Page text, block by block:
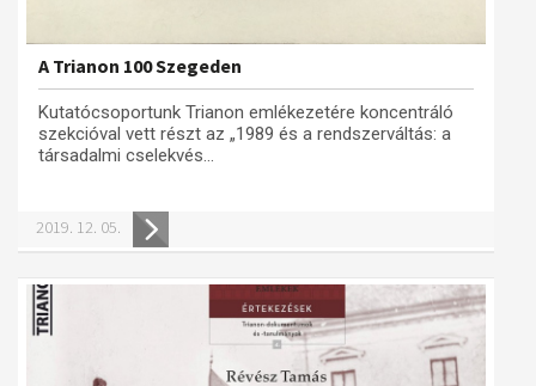
A Trianon 100 Szegeden
Kutatócsoportunk Trianon emlékezetére koncentráló
szekcióval vett részt az „1989 és a rendszerváltás: a
társadalmi cselekvés...
2019. 12. 05.